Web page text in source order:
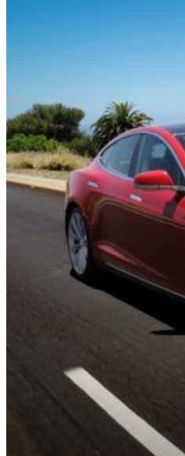
ISCRIZIONE E FAQ
STATUTO
CONVENZIONI
INFORMAZIONI